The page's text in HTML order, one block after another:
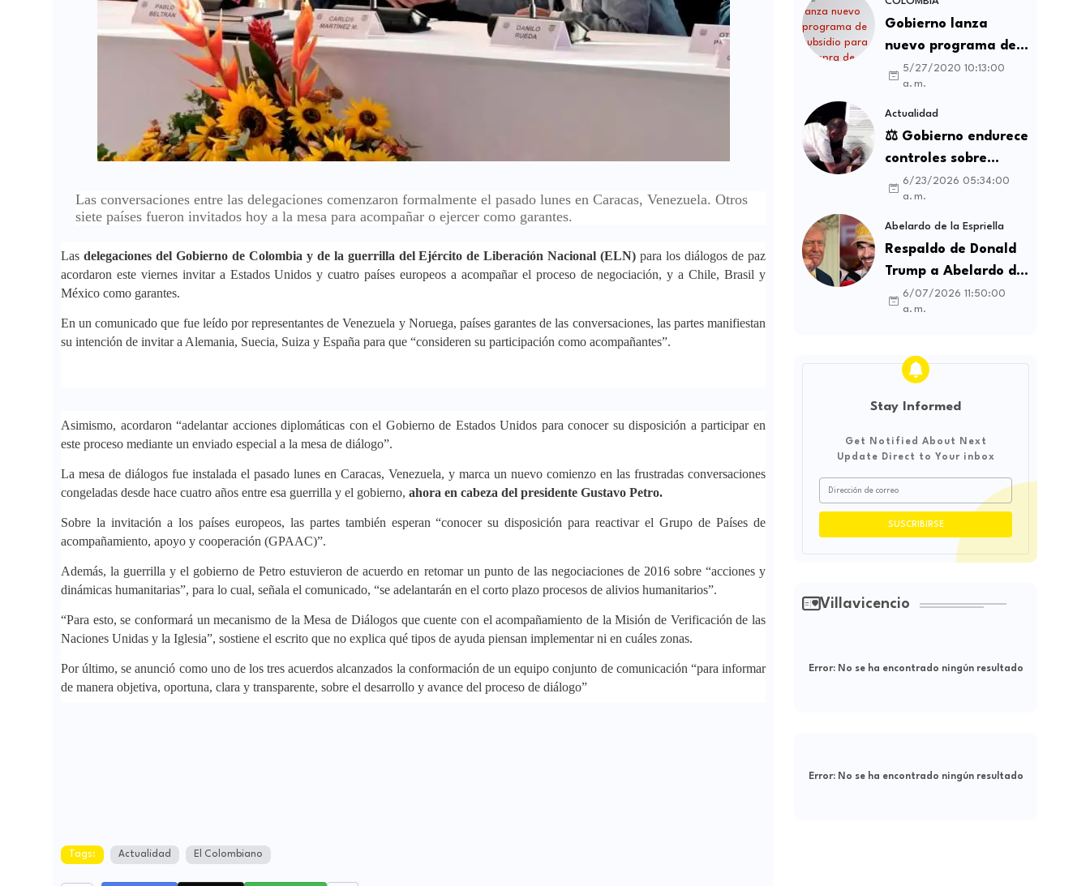
Las conversaciones entre las delegaciones comenzaron formalmente el pasado lunes en Caracas, Venezuela. Otros
siete países fueron invitados hoy a la mesa para acompañar o ejercer como garantes.
Las delegaciones del Gobierno de Colombia y de la guerrilla del Ejército de Liberación Nacional (ELN)para los diálogos de paz
acordaron este viernes invitar a Estados Unidos y cuatro países europeos a acompañar el proceso de negociación, y a Chile, Brasil y
México como garantes.
En un comunicado que fue leído por representantes de Venezuela y Noruega, países garantes de las conversaciones, las partes manifiestan
su intención de invitar a Alemania, Suecia, Suiza y España para que “consideren su participación como acompañantes”.
Asimismo, acordaron “adelantar acciones diplomáticas con el Gobierno de Estados Unidos para conocer su disposición a participar en
este proceso mediante un enviado especial a la mesa de diálogo”.
La mesa de diálogos fue instalada el pasado lunes en Caracas, Venezuela, y marca un nuevo comienzo en las frustradas conversaciones
congeladas desde hace cuatro años entre esa guerrilla y el gobierno, ahora en cabeza del presidente Gustavo Petro.
Sobre la invitación a los países europeos, las partes también esperan “conocer su disposición para reactivar el Grupo de Países de
acompañamiento, apoyo y cooperación (GPAAC)”.
Además, la guerrilla y el gobierno de Petro estuvieron de acuerdo en retomar un punto de las negociaciones de 2016 sobre “acciones y
dinámicas humanitarias”, para lo cual, señala el comunicado, “se adelantarán en el corto plazo procesos de alivios humanitarios”.
“Para esto, se conformará un mecanismo de la Mesa de Diálogos que cuente con el acompañamiento de la Misión de Verificación de las
Naciones Unidas y la Iglesia”, sostiene el escrito que no explica qué tipos de ayuda piensan implementar ni en cuáles zonas.
Por último, se anunció como uno de los tres acuerdos alcanzados la conformación de un equipo conjunto de comunicación “para informar
de manera objetiva, oportuna, clara y transparente, sobre el desarrollo y avance del proceso de diálogo”
Tags: Actualidad El Colombiano
Gobierno lanza
nuevo programa de
subsidio para compra
de vivienda VIS y no
VIS
5/27/2020 10:13:00
a. m.
Actualidad
⚖️ Gobierno endurece
controles sobre
contratos sindicales
y busca frenar la
intermediación
laboral ilegal
6/23/2026 05:34:00
a. m.
Abelardo de la Espriella
Respaldo de Donald
Trump a Abelardo de
la Espriella genera
debate sobre
influencia
internacional
6/07/2026 11:50:00
a. m.
Stay Informed
Get Notified About Next
Update Direct to Your inbox
Villavicencio
Error:No se ha encontrado ningún resultado
Error:No se ha encontrado ningún resultado